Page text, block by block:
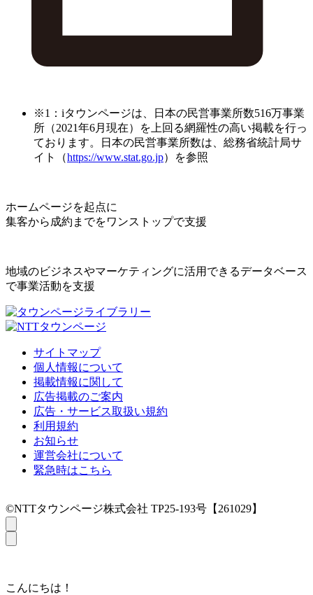
※1：iタウンページは、日本の民営事業所数516万事業
所（2021年6月現在）を上回る網羅性の高い掲載を行っ
ております。日本の民営事業所数は、総務省統計局サ
イト（https://www.stat.go.jp）を参照
ホームページを起点に
集客から成約までをワンストップで支援
地域のビジネスやマーケティングに活用できるデータベース
で事業活動を支援
サイトマップ
個人情報について
掲載情報に関して
広告掲載のご案内
広告・サービス取扱い規約
利用規約
お知らせ
運営会社について
緊急時はこちら
©NTTタウンページ株式会社 TP25-193号【261029】
こんにちは！